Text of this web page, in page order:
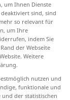
um Ihnen Dienste
sind, sind
so relevant für
um Ihre
indem Sie
der Webseite
Weitere
nutzen und
funktionale und
und der statistischen